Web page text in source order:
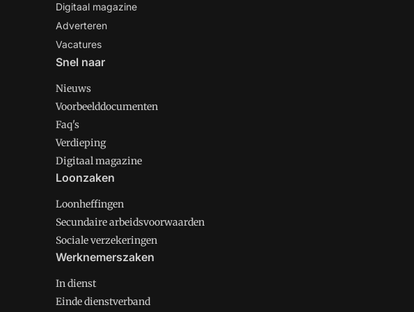
Digitaal magazine
Adverteren
Vacatures
Snel naar
Nieuws
Voorbeelddocumenten
Faq's
Verdieping
Digitaal magazine
Loonzaken
Loonheffingen
Secundaire arbeidsvoorwaarden
Sociale verzekeringen
Werknemerszaken
In dienst
Einde dienstverband